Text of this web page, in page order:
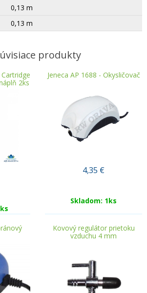
0,13 m
0,13 m
produkty
2ks
Jeneca AP 1688 - Okysličovač
4,35 €
Skladom: 1ks
Kovový regulátor prietoku
vzduchu 4 mm